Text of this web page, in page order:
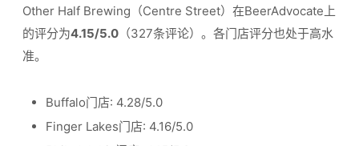
Other Half Brewing（Centre Street）在BeerAdvocate上
的评分为4.15/5.0 （327条评论）。各门店评分也处于高水
准。
Buffalo门店: 4.28/5.0
Finger Lakes门店: 4.16/5.0